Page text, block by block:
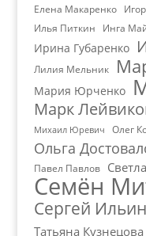
Елена Макаренко
Илья Питкин
Инга
Ирина Губаренко
Лилия Мельник
Мария Юрченко
Марк
Михаил Юревич Олег
Ольга
Павел Павлов
Семён
Сергей
Татьяна Кузнецова